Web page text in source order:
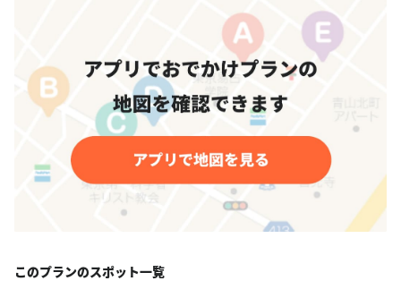
このプランのスポット一覧